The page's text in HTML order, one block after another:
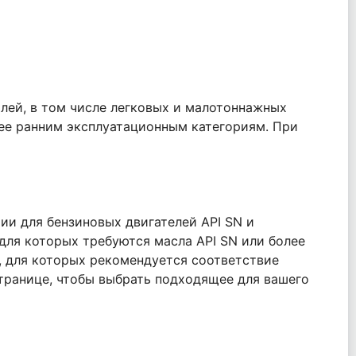
в том числе легковых и малотоннажных
ранним эксплуатационным категориям. При
для бензиновых двигателей API SN и
которых требуются масла API SN или более
которых рекомендуется соответствие
чтобы выбрать подходящее для вашего